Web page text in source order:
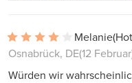
Melanie
Osnabrück, DE(12
Würden wir